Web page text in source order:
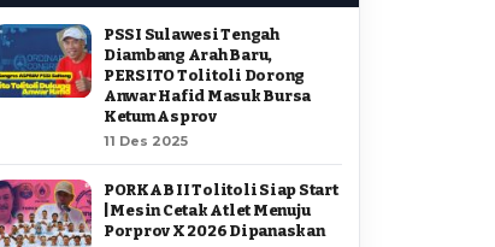
PSSI Sulawesi Tengah
Diambang Arah Baru,
PERSITO Tolitoli Dorong
Anwar Hafid Masuk Bursa
Ketum Asprov
11 Des 2025
PORKAB II Tolitoli Siap Start
| Mesin Cetak Atlet Menuju
Porprov X 2026 Dipanaskan